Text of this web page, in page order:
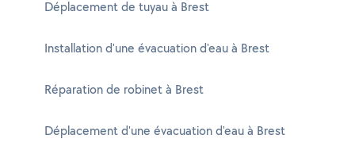
Déplacement de tuyau à Brest
Installation d'une évacuation d'eau à Brest
Réparation de robinet à Brest
Déplacement d'une évacuation d'eau à Brest